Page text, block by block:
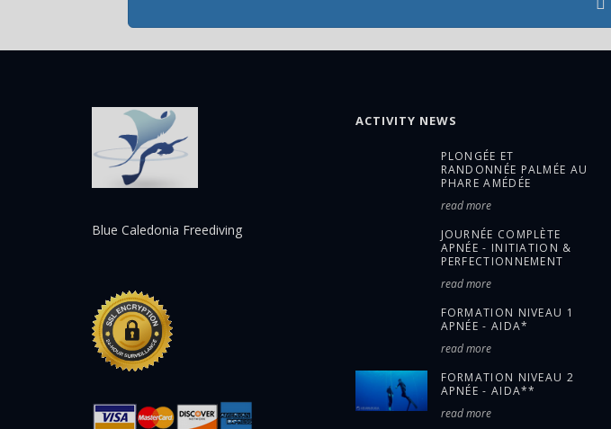
Blue Caledonia Freediving
ACTIVITY NEWS
PLONGÉE ET
RANDONNÉE PALMÉE AU
PHARE AMÉDÉE
read more
JOURNÉE COMPLÈTE
APNÉE - INITIATION &
PERFECTIONNEMENT
read more
FORMATION NIVEAU 1
APNÉE - AIDA*
read more
FORMATION NIVEAU 2
APNÉE - AIDA**
read more